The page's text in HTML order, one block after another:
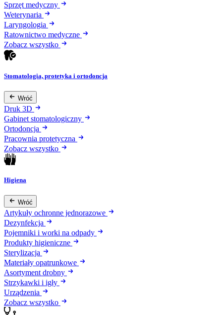
Sprzęt medyczny
Weterynaria
Laryngologia
Ratownictwo medyczne
Zobacz wszystko
Stomatologia, protetyka i ortodoncja
Wróć
Druk 3D
Gabinet stomatologiczny
Ortodoncja
Pracownia protetyczna
Zobacz wszystko
Higiena
Wróć
Artykuły ochronne jednorazowe
Dezynfekcja
Pojemniki i worki na odpady
Produkty higieniczne
Sterylizacja
Materiały opatrunkowe
Asortyment drobny
Strzykawki i igły
Urządzenia
Zobacz wszystko